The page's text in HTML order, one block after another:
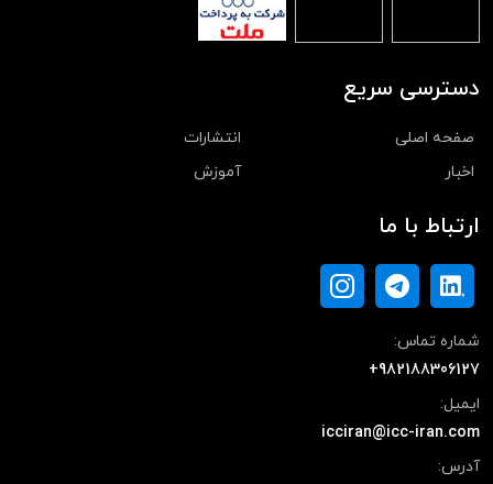
دسترسی سریع
صفحه اصلی
انتشارات
اخبار
آموزش
ارتباط با ما
شماره تماس:
+982188306127
ایمیل:
icciran@icc-iran.com
آدرس: